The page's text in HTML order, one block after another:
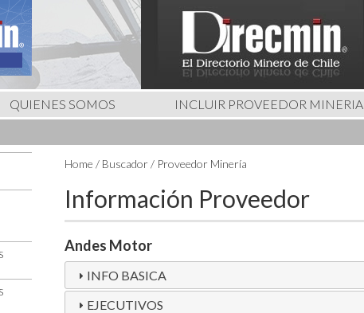
QUIENES SOMOS INCLUIR PROVEEDOR MINERIA
Home / Buscador / Proveedor Minería
Información Proveedor
Andes Motor
INFO BASICA
EJECUTIVOS